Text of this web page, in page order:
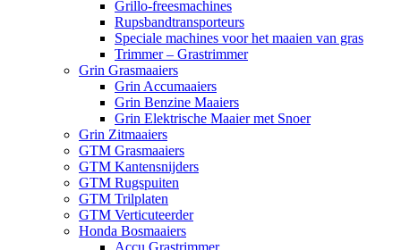
Grillo-freesmachines
Rupsbandtransporteurs
Speciale machines voor het maaien van gras
Trimmer – Grastrimmer
Grin Grasmaaiers
Grin Accumaaiers
Grin Benzine Maaiers
Grin Elektrische Maaier met Snoer
Grin Zitmaaiers
GTM Grasmaaiers
GTM Kantensnijders
GTM Rugspuiten
GTM Trilplaten
GTM Verticuteerder
Honda Bosmaaiers
Accu Grastrimmer